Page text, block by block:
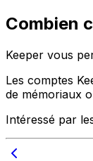
Combien
Keeper vous
Les comptes
de mémoriaux
Intéressé par